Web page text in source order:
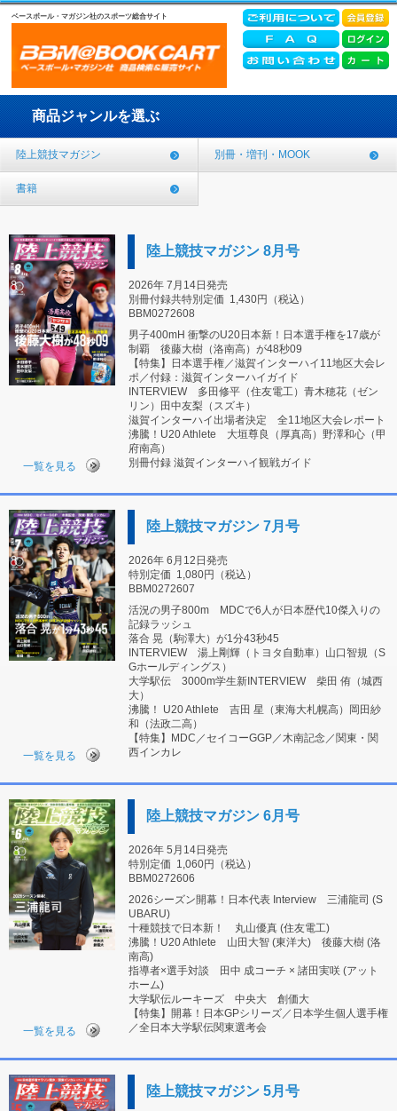
ベースボール・マガジン社のスポーツ総合サイト
商品ジャンルを選ぶ
陸上競技マガジン 別冊・増刊・MOOK
書籍
陸上競技マガジン 8月号
2026年 7月14日発売
別冊付録共特別定価 1,430円（税込）
BBM0272608
男子400mH 衝撃のU20日本新！日本選手権を17歳が
制覇 後藤大樹（洛南高）が48秒09
【特集】日本選手権／滋賀インターハイ11地区大会レ
ポ／付録：滋賀インターハイガイド
INTERVIEW 多田修平（住友電工）青木穂花（ゼン
リン）田中友梨（スズキ）
滋賀インターハイ出場者決定 全11地区大会レポート
沸騰！U20 Athlete 大垣尊良（厚真高）野澤和心（甲
府南高）
別冊付録 滋賀インターハイ観戦ガイド
一覧を見る
陸上競技マガジン 7月号
2026年 6月12日発売
特別定価 1,080円（税込）
BBM0272607
活況の男子800m MDCで6人が日本歴代10傑入りの
記録ラッシュ
落合 晃（駒澤大）が1分43秒45
INTERVIEW 湯上剛輝（トヨタ自動車）山口智規（S
Gホールディングス）
大学駅伝 3000m学生新INTERVIEW 柴田 侑（城西
大）
沸騰！ U20 Athlete 吉田 星（東海大札幌高）岡田紗
和（法政二高）
【特集】MDC／セイコーGGP／木南記念／関東・関
西インカレ
一覧を見る
陸上競技マガジン 6月号
2026年 5月14日発売
特別定価 1,060円（税込）
BBM0272606
2026シーズン開幕！日本代表 Interview 三浦龍司 (S
UBARU)
十種競技で日本新！ 丸山優真 (住友電工)
沸騰！U20 Athlete 山田大智 (東洋大) 後藤大樹 (洛
南高)
指導者×選手対談 田中 成コーチ × 諸田実咲 (アット
ホーム)
大学駅伝ルーキーズ 中央大 創価大
【特集】開幕！日本GPシリーズ／日本学生個人選手権
／全日本大学駅伝関東選考会
一覧を見る
陸上競技マガジン 5月号